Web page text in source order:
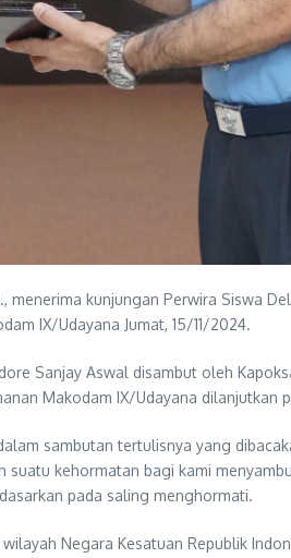
kunjungan Perwira Siswa
IX/Udayana Jumat, 15/11/2024.
Sanjay Aswal disambut oleh
Makodam IX/Udayana dilanjutkan
sambutan tertulisnya yang
kehormatan bagi kami
pada saling menghormati.
Negara Kesatuan Republik